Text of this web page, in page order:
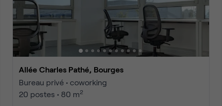
Allée Charles Pathé, Bourges
Bureau privé • coworking
20 postes • 80 m2